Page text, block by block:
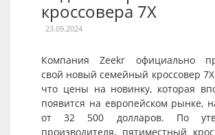
кроссовера 7X
23.09.2024
Компания Zeekr официально
свой новый семейный кроссовер
что цены на новинку, которая
появится на европейском рынке,
от 32 500 долларов. По
производителя, пятиместный